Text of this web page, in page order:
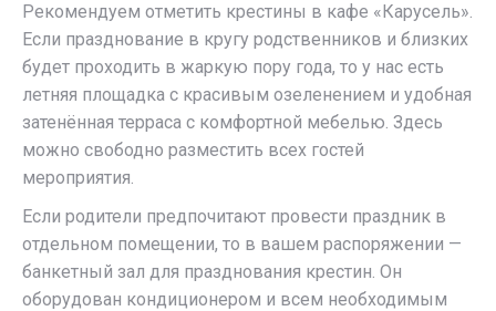
Рекомендуем отметить крестины в кафе «Карусель».
Если празднование в кругу родственников и близких
будет проходить в жаркую пору года, то у нас есть
летняя площадка с красивым озеленением и удобная
затенённая терраса с комфортной мебелью. Здесь
можно свободно разместить всех гостей
мероприятия.
Если родители предпочитают провести праздник в
отдельном помещении, то в вашем распоряжении —
банкетный зал для празднования крестин. Он
оборудован кондиционером и всем необходимым